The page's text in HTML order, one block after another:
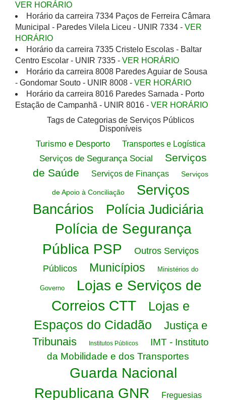
VER HORÁRIO
Horário da carreira 7334 Paços de Ferreira Câmara
Municipal - Paredes Vilela Liceu - UNIR 7334 - VER
HORÁRIO
Horário da carreira 7335 Cristelo Escolas - Baltar
Centro Escolar - UNIR 7335 - VER HORÁRIO
Horário da carreira 8008 Paredes Aguiar de Sousa
- Gondomar Souto - UNIR 8008 - VER HORÁRIO
Horário da carreira 8016 Paredes Sarnada - Porto
Estação de Campanhã - UNIR 8016 - VER HORÁRIO
Tags de Categorias de Serviços Públicos
Disponíveis
Turismo e Desporto Transportes e Logística
Serviços de Segurança Social
Serviços
de Saúde
Serviços de Finanças Serviços
de Apoio à Conciliação
Serviços
Bancários
Polícia Judiciária
Polícia de Segurança
Pública PSP
Outros Serviços
Públicos
Municípios Ministérios do
Governo
Lojas e Serviços de
Correios CTT
Lojas e
Espaços do Cidadão
Justiça e
Tribunais
Institutos Públicos
IMT - Instituto
da Mobilidade e dos Transportes
Guarda Nacional
Republicana GNR
Freguesias